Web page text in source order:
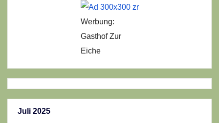
Werbung:
Gasthof Zur
Eiche
Juli 2025